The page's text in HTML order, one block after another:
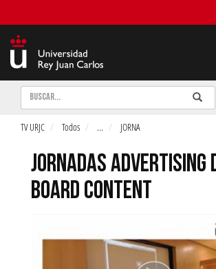
Buscar Enviar
Buscar
TV URJC Todos ... JORNA
JORNADAS ADVERTISING
BOARD CONTENT